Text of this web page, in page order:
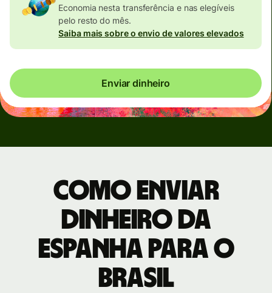
Economia nesta transferência e nas elegíveis
pelo resto do mês.
Saiba mais sobre o envio de valores elevados
Enviar dinheiro
Como enviar
dinheiro da
Espanha para o
Brasil